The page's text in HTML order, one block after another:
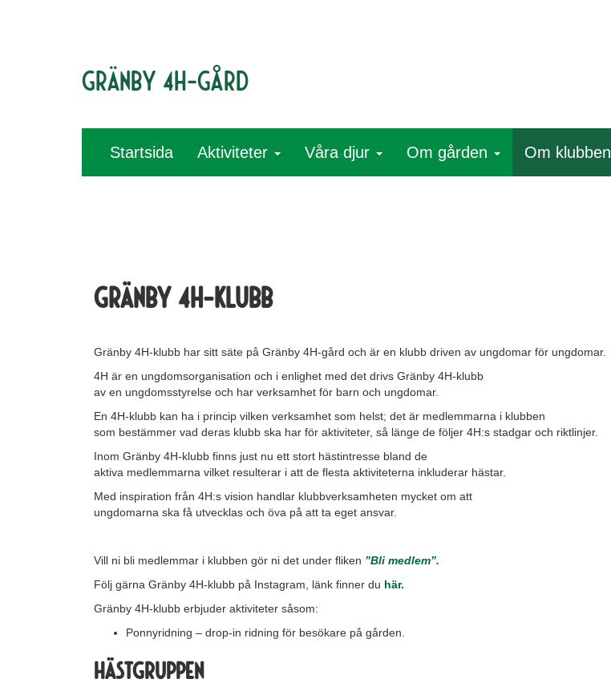
Gränby 4H-gård
Startsida Aktiviteter Våra djur Om gården Om klubben
Gränby 4H-klubb
Gränby 4H-klubb har sitt säte på Gränby 4H-gård och är en klubb driven av ungdomar för ungdomar.
4H är en ungdomsorganisation och i enlighet med det drivs Gränby 4H-klubb
av en ungdomsstyrelse och har verksamhet för barn och ungdomar.
En 4H-klubb kan ha i princip vilken verksamhet som helst; det är medlemmarna i klubben
som bestämmer vad deras klubb ska har för aktiviteter, så länge de följer 4H:s stadgar och riktlinjer.
Inom Gränby 4H-klubb finns just nu ett stort hästintresse bland de
aktiva medlemmarna vilket resulterar i att de flesta aktiviteterna inkluderar hästar.
Med inspiration från 4H:s vision handlar klubbverksamheten mycket om att
ungdomarna ska få utvecklas och öva på att ta eget ansvar.
Vill ni bli medlemmar i klubben gör ni det under fliken ”Bli medlem”.
Följ gärna Gränby 4H-klubb på Instagram, länk finner du här.
Gränby 4H-klubb erbjuder aktiviteter såsom:
Ponnyridning – drop-in ridning för besökare på gården.
Hästgruppen